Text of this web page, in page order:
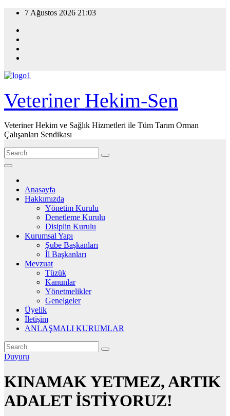
Skip
content
7 Ağustos 2026 21:03
Veteriner Hekim-Sen
Veteriner Hekim ve Sağlık Hizmetleri ile Tüm Tarım Orman
Çalışanları Sendikası
Anasayfa
Hakkımızda
Yönetim Kurulu
Denetleme Kurulu
Disiplin Kurulu
Kurumsal Yapı
Şube Başkanları
İl Başkanları
Mevzuat
Tüzük
Kanunlar
Yönetmelikler
Genelgeler
Üyelik
İletişim
ANLAŞMALI KURUMLAR
Duyuru
KINAMAK YETMEZ, ARTIK
ADALET İSTİYORUZ!